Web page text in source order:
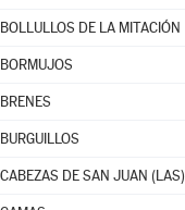
BOLLULLOS DE LA MITACIÓN
BORMUJOS
BRENES
BURGUILLOS
CABEZAS DE SAN JUAN (LAS)